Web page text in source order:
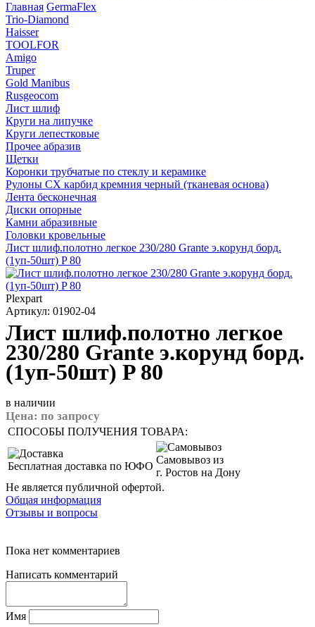
Главная GermaFlex
Trio-Diamond
Haisser
TOOLFOR
Amigo
Truper
Gold Manibus
Rusgeocom
Лист шлиф
Круги на липучке
Круги лепестковые
Прочее абразив
Щетки
Коронки трубчатые по стеклу и керамике
Рулоны CX карбид кремния черный (тканевая основа)
Лента бесконечная
Диски опорные
Камни абразивные
Головки кровельные
Лист шлиф.полотно легкое 230/280 Grante э.корунд борд.
(1уп-50шт) P 80
Plexpart
Артикул: 01902-04
Лист шлиф.полотно легкое
230/280 Grante э.корунд борд.
(1уп-50шт) P 80
в наличии
Цена: по запросу
СПОСОБЫ ПОЛУЧЕНИЯ ТОВАРА:
Бесплатная доставка по ЮФО
Самовывоз из
г. Ростов на Дону
Не является публичной офертой.
Общая информация
Отзывы и вопросы
Пока нет комментариев
Написать комментарий
Имя